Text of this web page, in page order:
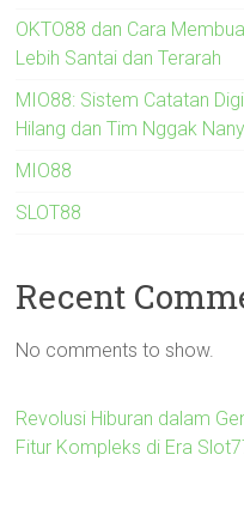
OKTO88 dan Cara
Lebih Santai dan Terarah
MIO88: Sistem Catatan
Hilang dan Tim Nggak
MIO88
SLOT88
Recent
No comments to show.
Revolusi Hiburan dalam
Fitur Kompleks di Era